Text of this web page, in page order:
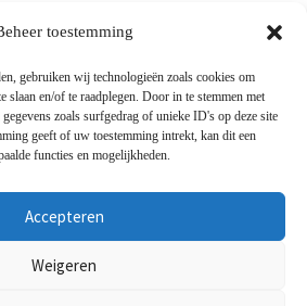
toestemming
gebruiken wij technologieën zoals cookies om
slaan en/of te raadplegen. Door in te stemmen met
zoals surfgedrag of unieke ID's op deze site
geeft of uw toestemming intrekt, kan dit een
functies en mogelijkheden.
Accepteren
Weigeren
en retouren-Algemene
-Betaalmethoden-Over ons